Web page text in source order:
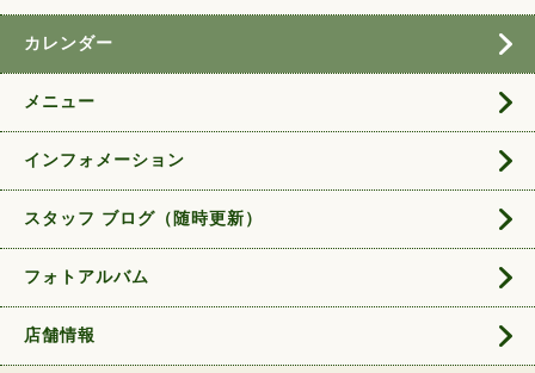
カレンダー
メニュー
インフォメーション
スタッフ ブログ（随時更新）
フォトアルバム
店舗情報